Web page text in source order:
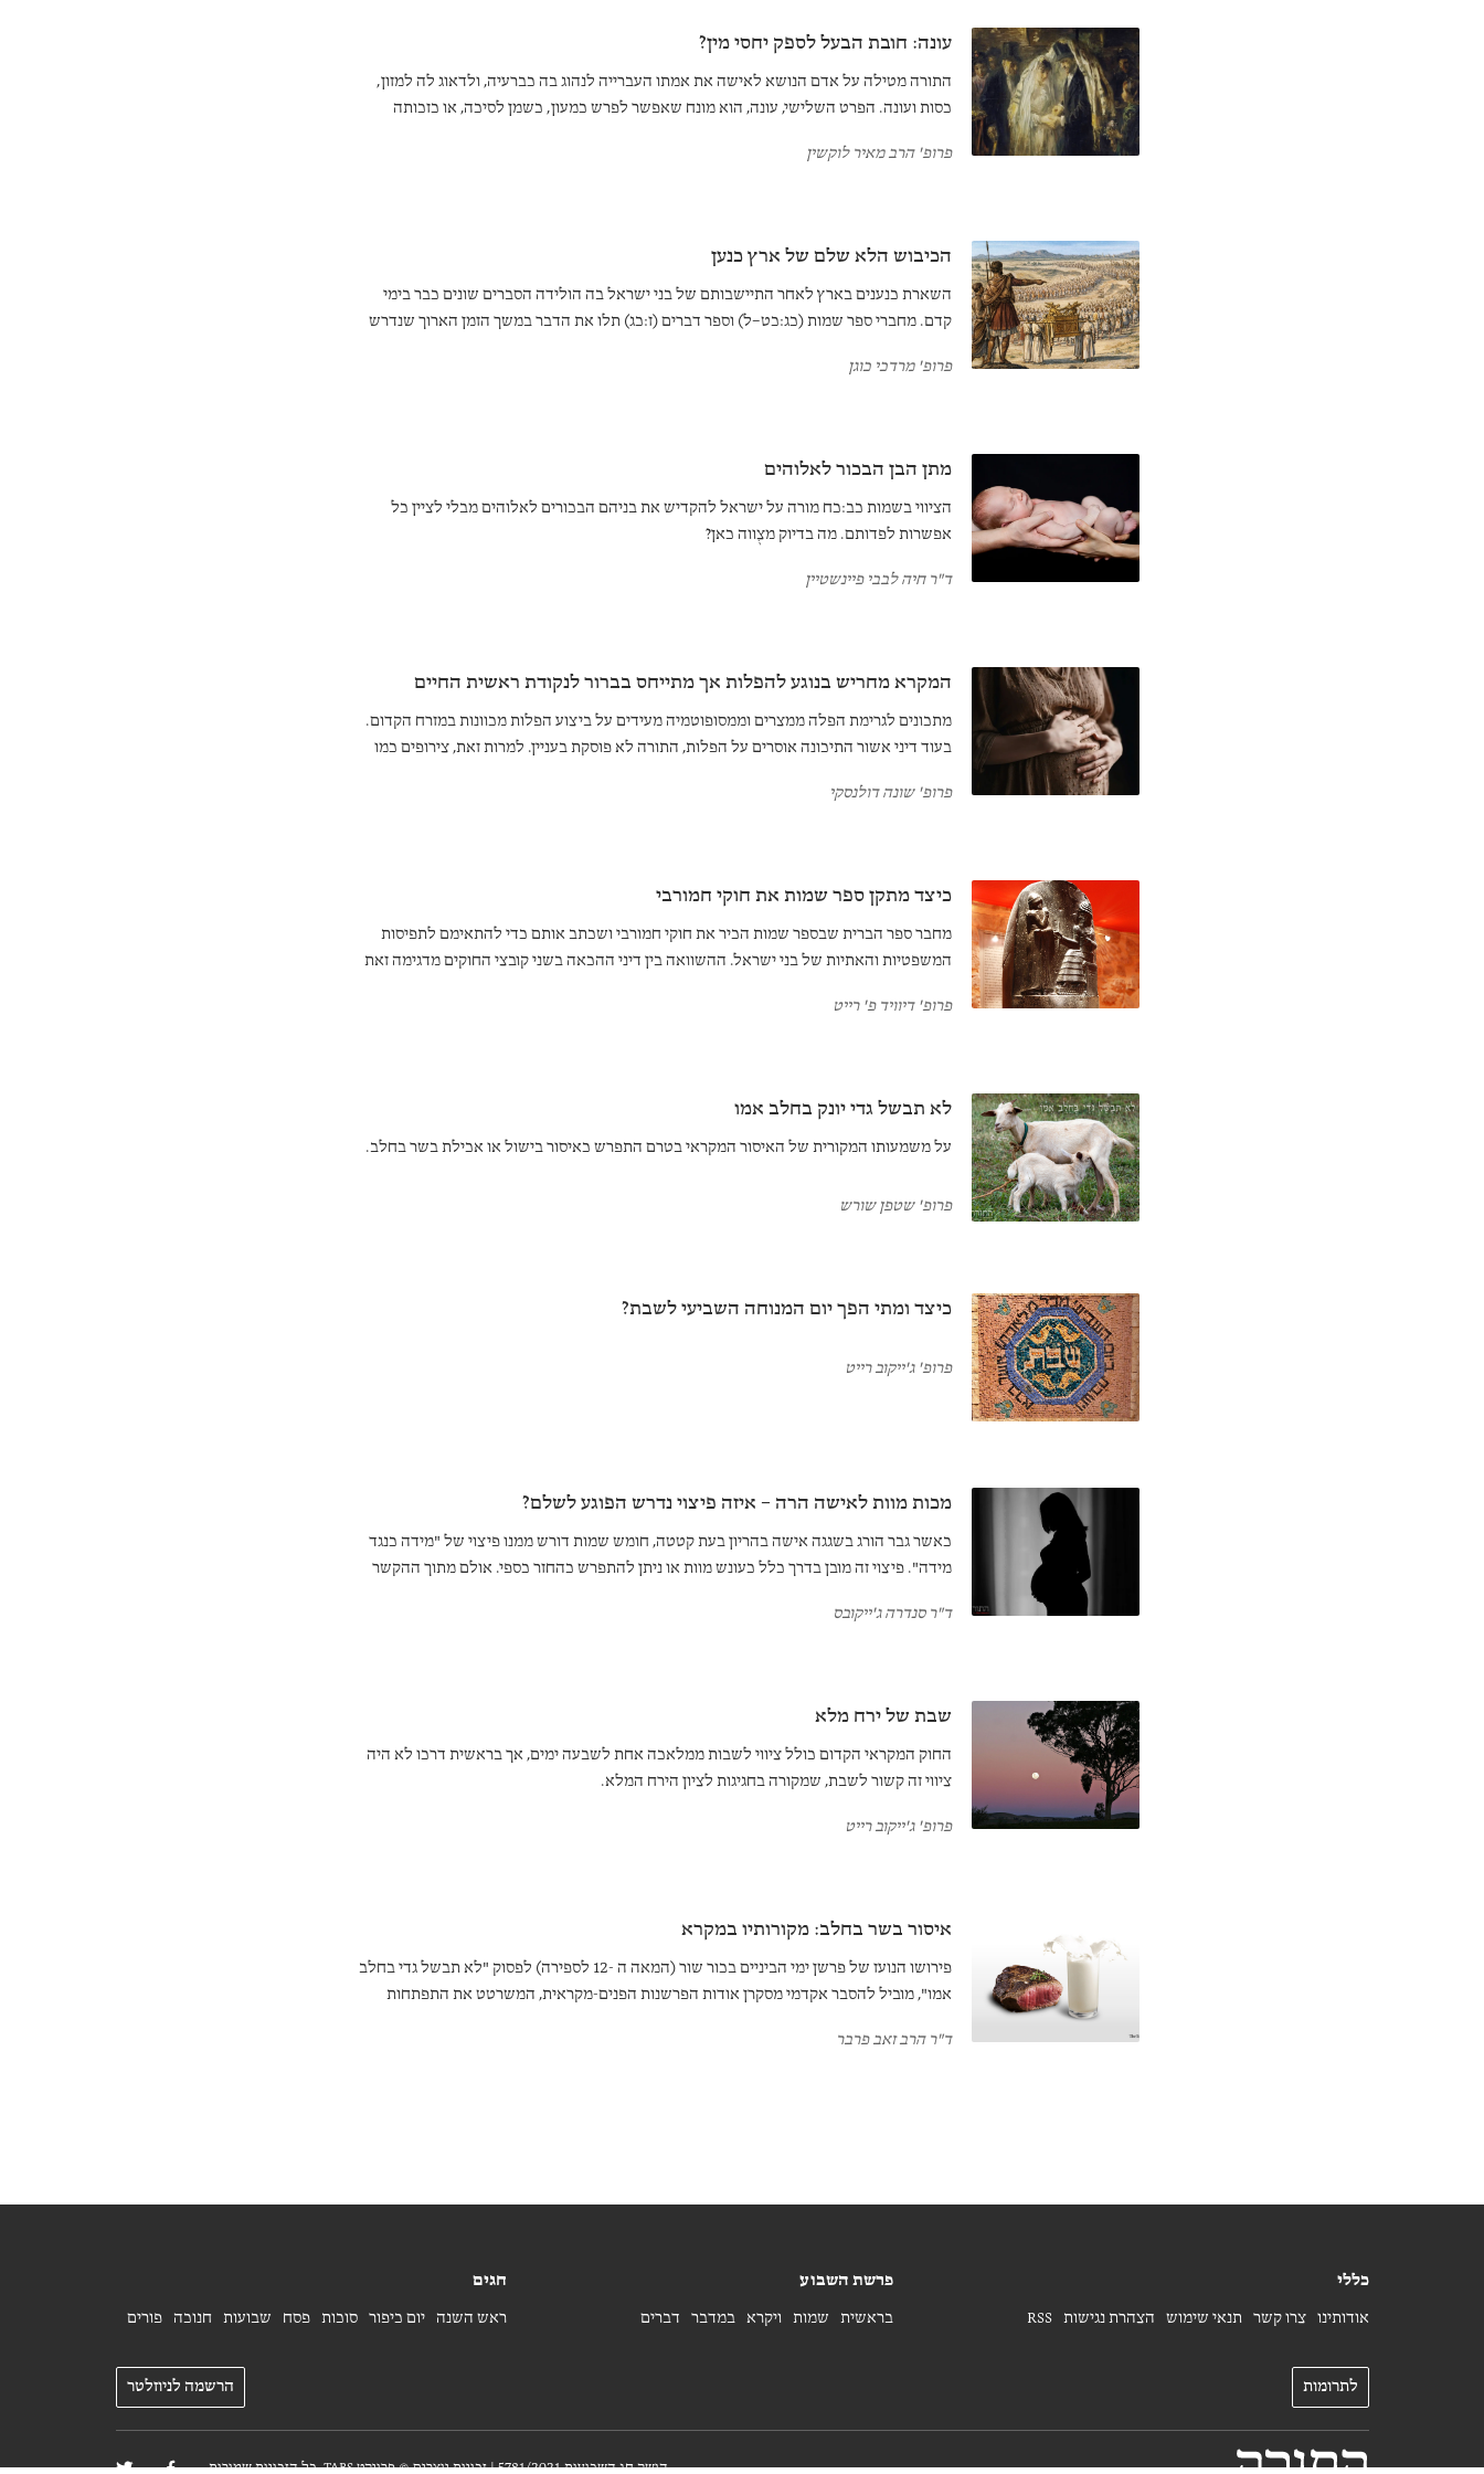
עונה: חובת הבעל לספק יחסי מין?
התורה מטילה על אדם הנושא לאישה את אמתו העברייה לנהוג בה כברעיה, ולדאוג לה למזון,
כסות ועונה. הפרט השלישי, עונה, הוא מונח שאפשר לפרש כמעון, כשמן לסיכה, או כזכותה
כך. הוא מותח ביקורת על גישתו הפילוסופית של רמב"ם למיניות, וטוען שהתורה למעשה מכירה
פרופ' הרב מאיר לוקשין
הכיבוש הלא שלם של ארץ כנען
השארת כנענים בארץ לאחר התיישבותם של בני ישראל בה הולידה הסברים שונים כבר בימי
קדם. מחברי ספר שמות (כג:כט–ל) וספר דברים (ז:כג) תלו את הדבר במשך הזמן הארוך שנדרש
ב"כיבוש בזק" והכרית את כל יושביה. והיו מחברים אחרים שראו בכנענים שנותרו בארץ עונש על
פרופ' מרדכי כוגן
מתן הבן הבכור לאלוהים
הציווי בשמות כב:כח מורה על ישראל להקדיש את בניהם הבכורים לאלוהים מבלי לציין כל
אפשרות לפדותם. מה בדיוק מצֻווה כאן?
ד"ר חיה לבבי פיינשטיין
המקרא מחריש בנוגע להפלות אך מתייחס בברור לנקודת ראשית החיים
מתכונים לגרימת הפלה ממצרים וממסופוטמיה מעידים על ביצוע הפלות מכוונות במזרח הקדום.
בעוד דיני אשור התיכונה אוסרים על הפלות, התורה לא פוסקת בעניין. למרות זאת, צירופים כמו
פרופ' שונה דולנסקי
כיצד מתקן ספר שמות את חוקי חמורבי
מחבר ספר הברית שבספר שמות הכיר את חוקי חמורבי ושכתב אותם כדי להתאימם לתפיסות
המשפטיות והאתיות של בני ישראל. ההשוואה בין דיני ההכאה בשני קובצי החוקים מדגימה זאת
פרופ' דיוויד פ' רייט
לא תבשל גדי יונק בחלב אמו
על משמעותו המקורית של האיסור המקראי בטרם התפרש כאיסור בישול או אכילת בשר בחלב.
פרופ' שטפן שורש
כיצד ומתי הפך יום המנוחה השביעי לשבת?
פרופ' ג'ייקוב רייט
מכות מוות לאישה הרה – איזה פיצוי נדרש הפוגע לשלם?
כאשר גבר הורג בשגגה אישה בהריון בעת קטטה, חומש שמות דורש ממנו פיצוי של "מידה כנגד
מידה". פיצוי זה מובן בדרך כלל כעונש מוות או ניתן להתפרש כהחזר כספי. אולם מתוך ההקשר
העבריין צריך למסור אישה ממשפחתו שלו.
ד"ר סנדרה ג'ייקובס
שבת של ירח מלא
החוק המקראי הקדום כולל ציווי לשבות ממלאכה אחת לשבעה ימים, אך בראשית דרכו לא היה
ציווי זה קשור לשבת, שמקורה בחגיגות לציון הירח המלא.
פרופ' ג'ייקוב רייט
איסור בשר בחלב: מקורותיו במקרא
פירושו הנועז של פרשן ימי הביניים בכור שור (המאה ה -12 לספירה) לפסוק "לא תבשל גדי בחלב
אמו", מוביל להסבר אקדמי מסקרן אודות הפרשנות הפנים-מקראית, המשרטט את התפתחות
ד"ר הרב זאב פרבר
כללי
אודותינו צרו קשר תנאי שימוש הצהרת נגישות RSS
פרשת השבוע
בראשית שמות ויקרא במדבר דברים
חגים
ראש השנה יום כיפור סוכות פסח שבועות חנוכה פורים
הרשמה לניוזלטר לתרומות
הושק חג השבועות 5781/2021 | זכויות יוצרים © פרויקט TABS, כל הזכויות שמורות